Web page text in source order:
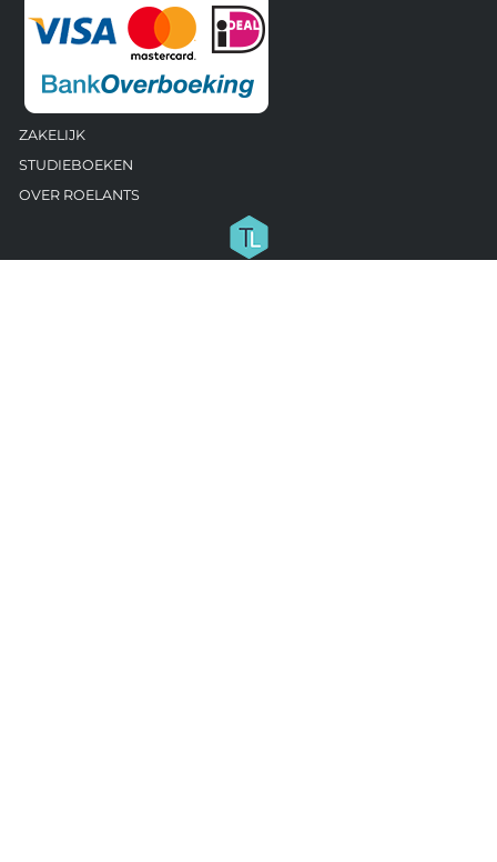
ZAKELIJK
STUDIEBOEKEN
OVER ROELANTS